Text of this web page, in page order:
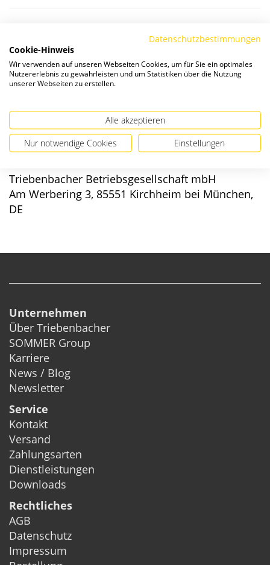
Verfügbarkeit:
Angaben zur Produktsicherheit
Triebenbacher Betriebsgesellschaft mbH
Am Werbering 3, 85551 Kirchheim bei München,
DE
Unternehmen
Über Triebenbacher
SOMMER Group
Karriere
News / Blog
Newsletter
Service
Kontakt
Versand
Zahlungsarten
Dienstleistungen
Downloads
Rechtliches
AGB
Datenschutz
Impressum
Datenschutzbestimmungen
Cookie-Hinweis
Wir verwenden auf unseren Webseiten Cookies, um für Sie ein optimales
Nutzererlebnis zu gewährleisten und um Statistiken über die Nutzung
unserer Webseiten zu erstellen.
Alle akzeptieren
Nur notwendige Cookies Einstellungen